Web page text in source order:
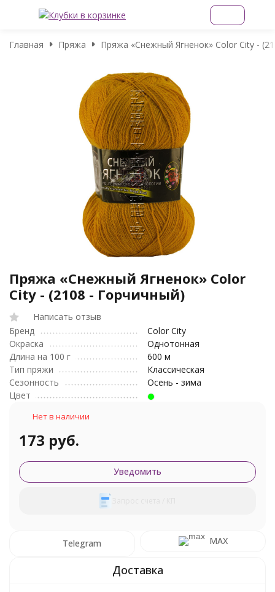
Главная Пряжа Пряжа «Снежный Ягненок» Color City -
Пряжа «Снежный Ягненок» Color
City - (2108 - Горчичный)
Написать отзыв
Бренд
Color City
Окраска
Однотонная
Длина на 100 г
600 м
Тип пряжи
Классическая
Сезонность
Осень - зима
Цвет
Нет в наличии
173 руб.
Уведомить
Telegram MAX